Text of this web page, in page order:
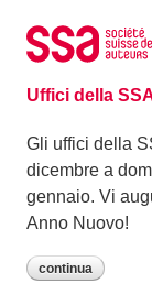
19/12/2024
Uffici della
Gli uffici della
dicembre a
gennaio. Vi
Anno Nuovo!
continua